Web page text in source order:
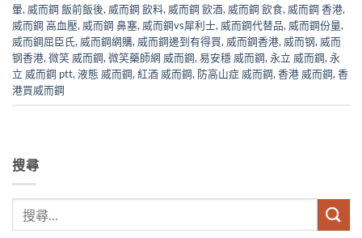
暈, 威而鋼 飯前飯後, 威而鋼 飲料, 威而鋼 飲酒, 威而鋼 飲食, 威而鋼 香港,
威而鋼 高血壓, 威而鋼 鼻塞, 威而鋼vs犀利士, 威而鋼代替品, 威而鋼份量,
威而鋼屈臣氏, 威而鋼網購, 威而鋼邊到有得買, 威而鋼香港, 威而钢, 威而
钢香港, 微笑 威而鋼, 微笑藥師網 威而鋼, 易安穩 威而鋼, 永立 威而鋼, 永
立 威而鋼 ptt, 液態 威而鋼, 紅酒 威而鋼, 防高山症 威而鋼, 香港 威而鋼, 香
港買威而鋼
搜尋